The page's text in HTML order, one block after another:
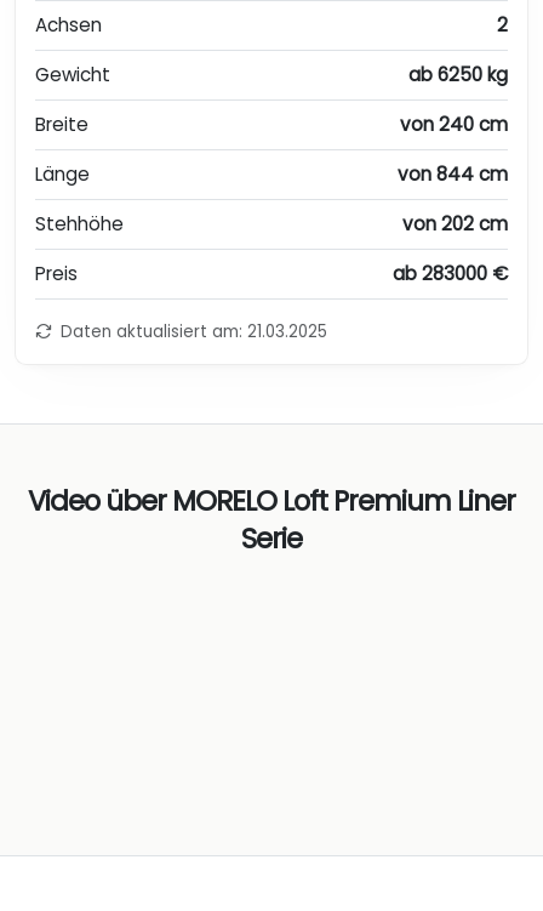
Achsen
2
Gewicht
ab 6250 kg
Breite
von 240 cm
Länge
von 844 cm
Stehhöhe
von 202 cm
Preis
ab 283000 €
Daten aktualisiert am: 21.03.2025
Video über MORELO Loft Premium Liner
Serie